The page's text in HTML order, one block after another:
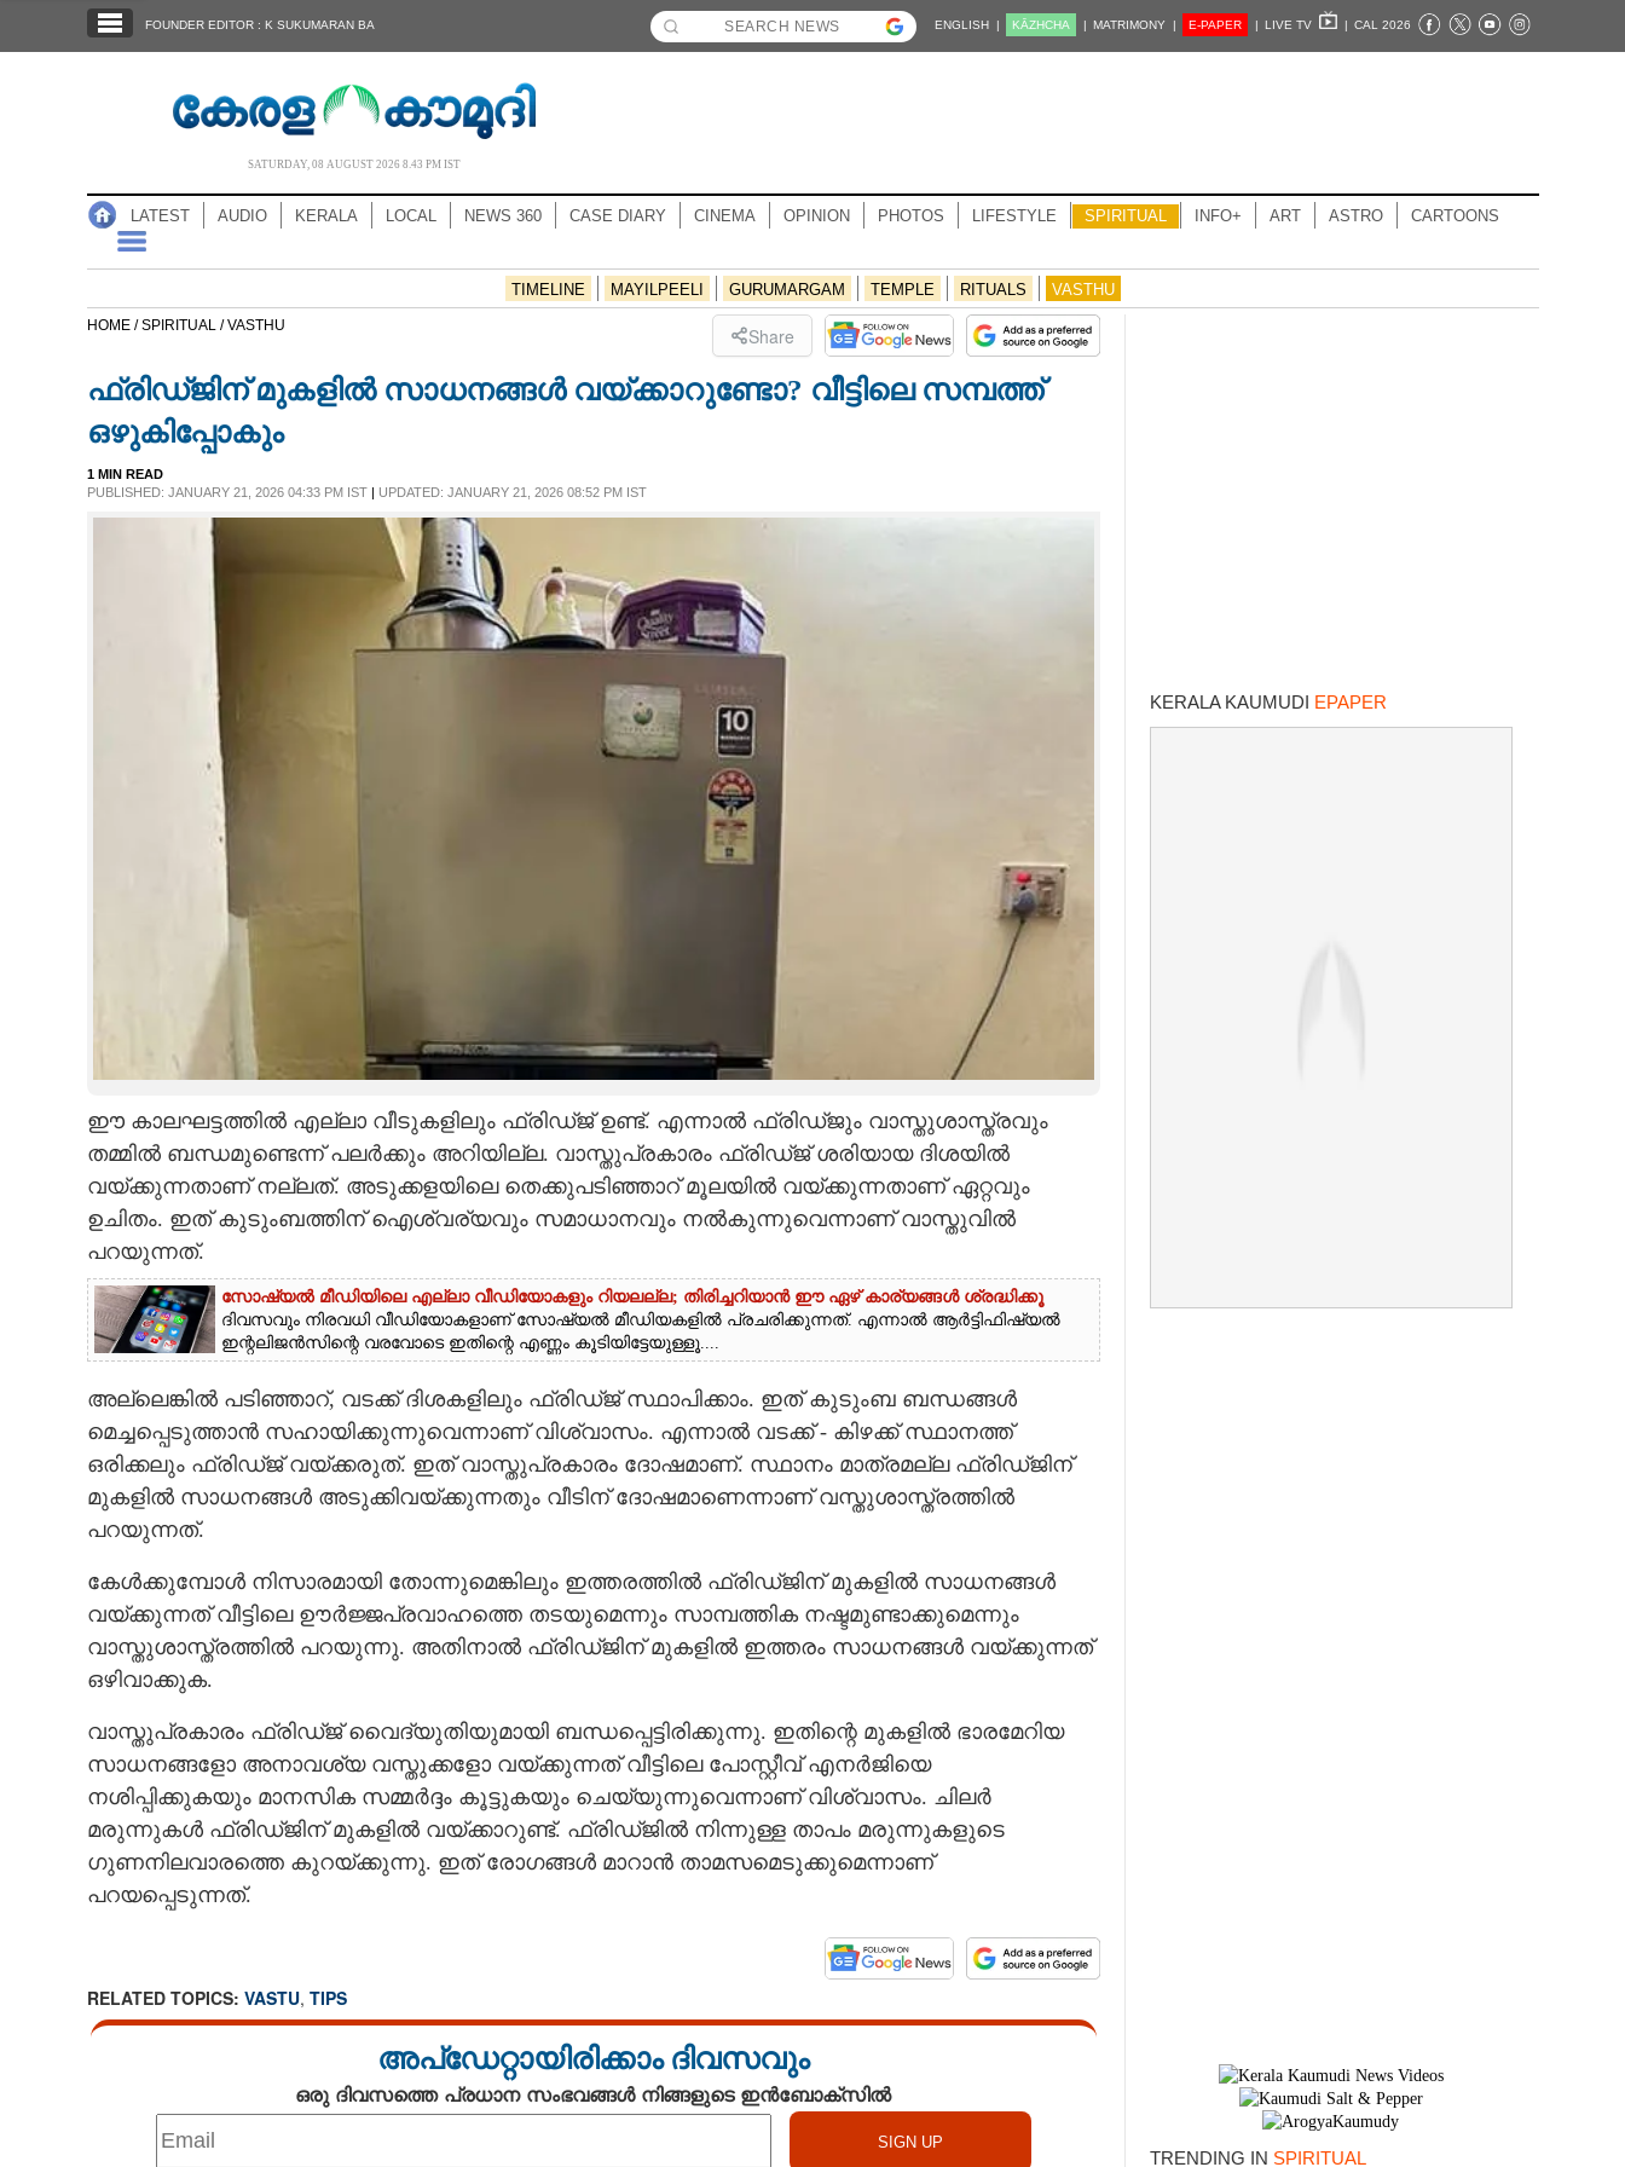
NOTIFIED NEWS
NEWS 360
CASE DIARY
CARTOONS
LITERATURE
CONTACT US
FOUNDER EDITOR : K SUKUMARAN BA ENGLISH | KĀZHCHA | MATRIMONY | E-PAPER | LIVE TV | CAL 2026
SATURDAY, 08 AUGUST 2026 8.43 PM IST
LATEST AUDIO KERALA LOCAL NEWS 360 CASE DIARY CINEMA OPINION PHOTOS LIFESTYLE SPIRITUAL INFO+ ART ASTRO CARTOONS
TIMELINE MAYILPEELI GURUMARGAM TEMPLE RITUALS VASTHU
HOME /SPIRITUAL /VASTHU Share
ഫ്രിഡ്‌ജിന് മുകളിൽ സാധനങ്ങൾ വയ്ക്കാറുണ്ടോ? വീട്ടിലെ സമ്പത്ത്
ഒഴുകിപ്പോകും
1 MIN READ
PUBLISHED: JANUARY 21, 2026 04:33 PM IST| UPDATED: JANUARY 21, 2026 08:52 PM IST
ഈ കാലഘട്ടത്തിൽ എല്ലാ വീടുകളിലും ഫ്രിഡ്‌ജ് ഉണ്ട്. എന്നാൽ ഫ്രിഡ്ജും വാസ്തുശാസ്ത്രവും
തമ്മിൽ ബന്ധമുണ്ടെന്ന് പലർക്കും അറിയില്ല. വാസ്തുപ്രകാരം ഫ്രിഡ്ജ് ശരിയായ ദിശയിൽ
വയ്ക്കുന്നതാണ് നല്ലത്. അടുക്കളയിലെ തെക്കുപടിഞ്ഞാറ് മൂലയിൽ വയ്ക്കുന്നതാണ് ഏറ്റവും
ഉചിതം. ഇത് കുടുംബത്തിന് ഐശ്വര്യവും സമാധാനവും നൽകുന്നുവെന്നാണ് വാസ്തുവിൽ
പറയുന്നത്.
സോഷ്യൽ മീഡിയിലെ എല്ലാ വീഡിയോകളും റിയലല്ല; തിരിച്ചറിയാൻ ഈ ഏഴ് കാര്യങ്ങൾ ശ്രദ്ധിക്കൂ
ദിവസവും നിരവധി വീഡിയോകളാണ് സോഷ്യൽ മീഡിയകളിൽ പ്രചരിക്കുന്നത്. എന്നാൽ ആർട്ടിഫിഷ്യൽ
ഇന്റലിജൻസിന്റെ വരവോടെ ഇതിന്റെ എണ്ണം കൂടിയിട്ടേയുള്ളൂ....
അല്ലെങ്കിൽ പടിഞ്ഞാറ്,​ വടക്ക് ദിശകളിലും ഫ്രിഡ്ജ് സ്ഥാപിക്കാം. ഇത് കുടുംബ ബന്ധങ്ങൾ
മെച്ചപ്പെടുത്താൻ സഹായിക്കുന്നുവെന്നാണ് വിശ്വാസം. എന്നാൽ വടക്ക് - കിഴക്ക് സ്ഥാനത്ത്
ഒരിക്കലും ഫ്രിഡ്ജ് വയ്ക്കരുത്. ഇത് വാസ്തുപ്രകാരം ദോഷമാണ്. സ്ഥാനം മാത്രമല്ല ഫ്രിഡ്ജിന്
മുകളിൽ സാധനങ്ങൾ അടുക്കിവയ്ക്കുന്നതും വീടിന് ദോഷമാണെന്നാണ് വസ്തുശാസ്ത്രത്തിൽ
പറയുന്നത്.
കേൾക്കുമ്പോൾ നിസാരമായി തോന്നുമെങ്കിലും ഇത്തരത്തിൽ ഫ്രിഡ്‌ജിന് മുകളിൽ സാധനങ്ങൾ
വയ്ക്കുന്നത് വീട്ടിലെ ഊർജ്ജപ്രവാഹത്തെ തടയുമെന്നും സാമ്പത്തിക നഷ്ടമുണ്ടാക്കുമെന്നും
വാസ്തുശാസ്ത്രത്തിൽ പറയുന്നു. അതിനാൽ ഫ്രിഡ്ജിന് മുകളിൽ ഇത്തരം സാധനങ്ങൾ വയ്ക്കുന്നത്
ഒഴിവാക്കുക.
വാസ്തുപ്രകാരം ഫ്രിഡ്ജ് വെെദ്യുതിയുമായി ബന്ധപ്പെട്ടിരിക്കുന്നു. ഇതിന്റെ മുകളിൽ ഭാരമേറിയ
സാധനങ്ങളോ അനാവശ്യ വസ്തുക്കളോ വയ്ക്കുന്നത് വീട്ടിലെ പോസ്റ്റീവ് എനർജിയെ
നശിപ്പിക്കുകയും മാനസിക സമ്മർദ്ദം കൂട്ടുകയും ചെയ്യുന്നുവെന്നാണ് വിശ്വാസം. ചിലർ
മരുന്നുകൾ ഫ്രിഡ്ജിന് മുകളിൽ വയ്ക്കാറുണ്ട്. ഫ്രിഡ്ജിൽ നിന്നുള്ള താപം മരുന്നുകളുടെ
ഗുണനിലവാരത്തെ കുറയ്ക്കുന്നു. ഇത് രോഗങ്ങൾ മാറാൻ താമസമെടുക്കുമെന്നാണ്
പറയപ്പെടുന്നത്.
RELATED TOPICS: VASTU, TIPS
അപ്ഡേറ്റായിരിക്കാം ദിവസവും
ഒരു ദിവസത്തെ പ്രധാന സംഭവങ്ങൾ നിങ്ങളുടെ ഇൻബോക്സിൽ
KERALA KAUMUDI EPAPER
TRENDING IN SPIRITUAL